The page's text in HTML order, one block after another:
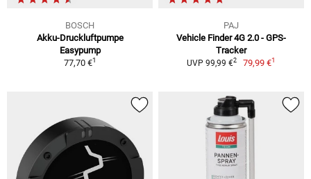
BOSCH
Akku-Druckluftpumpe
Easypump
77,70 €1
PAJ
Vehicle Finder 4G 2.0 - GPS-
Tracker
UVP 99,99 €2 79,99 €1